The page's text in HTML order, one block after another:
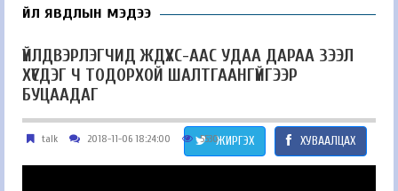
Үйл явдлын мэдээ
ҮЙЛДВЭРЛЭГЧИД ЖДҮХС-ААС УДАА ДАРАА ЗЭЭЛ
ХҮСДЭГ Ч ТОДОРХОЙ ШАЛТГААНГҮЙГЭЭР
БУЦААДАГ
talk 2018-11-06 18:24:00 5530 ХУВААЛЦАХ
ЖИРГЭХ